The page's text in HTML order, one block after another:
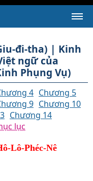
đi-tha) | Kinh
ngữ của
Phụng Vụ)
4 Chương 5
9 Chương 10
Chương 14
lục
Lô-Phéc-Nê